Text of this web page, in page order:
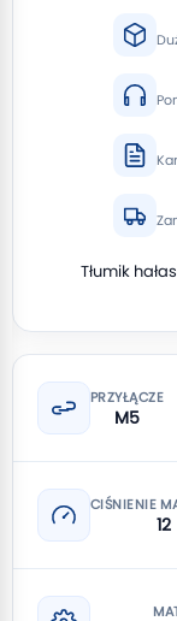
Tłumik
PRZYŁĄCZE
M5
CIŚNIENIE
12